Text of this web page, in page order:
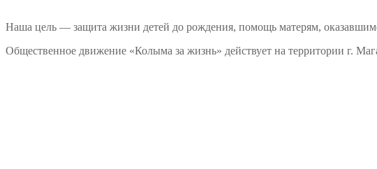
Наша цель — защита жизни детей до рождения, помощь матерям,
Общественное движение «Колыма за жизнь» действует на территории г.